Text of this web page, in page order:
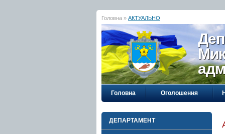
Головна » АКТУАЛЬНО
Головна Оголошення
ДЕПАРТАМЕНТ